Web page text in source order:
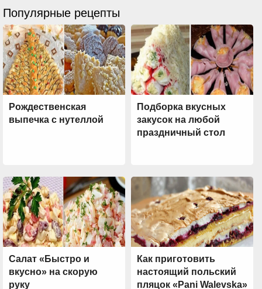
Популярные рецепты
Рождественская
выпечка с нутеллой
Подборка вкусных
закусок на любой
праздничный стол
Салат «Быстро и
вкусно» на скорую
руку
Как приготовить
настоящий польский
пляцок «Pani Walevska»